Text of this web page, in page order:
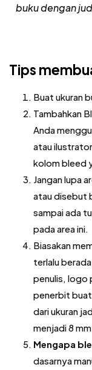
buku dengan
Tips
Buat ukuran
Tambahkan
Anda
atau
kolom bleed
Jangan lupa
atau disebut
sampai ada
pada area ini.
Biasakan
terlalu
penulis, logo
penerbit
dari ukuran
menjadi 8 mm.
Mengapa
dasarnya